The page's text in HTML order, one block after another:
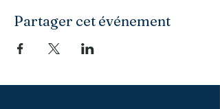
Partager cet événement